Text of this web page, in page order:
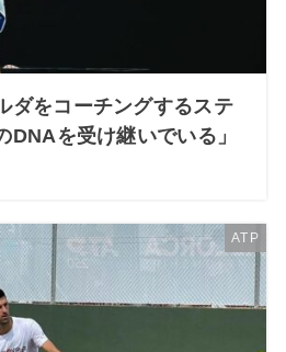
ダをコーチングするステ
DNAを受け継いでいる」
ATP